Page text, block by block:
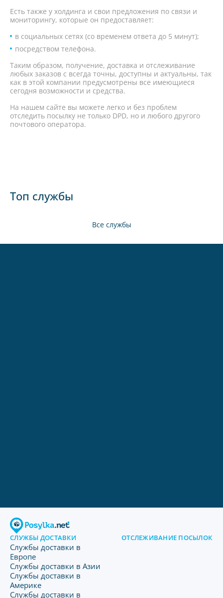
Топ службы
Все службы
Есть также у холдинга и свои предложения по связи и
мониторингу, которые он предоставляет:
в социальных сетях (со временем ответа до 5 минут);
посредством телефона.
Таким образом, получение, доставка и отслеживание
любых заказов с всегда точны, доступны и актуальны, так
как в этой компании предусмотрены все имеющиеся
сегодня возможности и средства.
На нашем сайте вы можете легко и без проблем
отследить посылку не только DPD, но и любого другого
почтового оператора.
СЛУЖБЫ ДОСТАВКИ
Службы доставки в
Европе
Службы доставки в Азии
Службы доставки в
Америке
Службы доставки в
ОТСЛЕЖИВАНИЕ ПОСЫЛОК